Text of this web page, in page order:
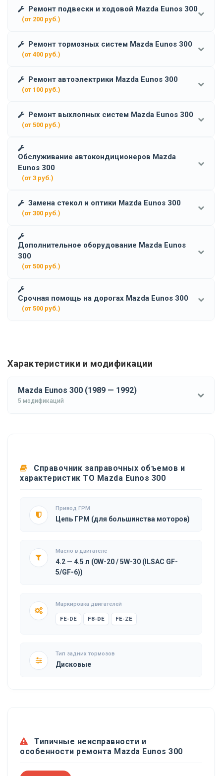
Ремонт подвески и ходовой Mazda Eunos 300
(от 200 руб.)
Ремонт тормозных систем Mazda Eunos 300
(от 400 руб.)
Ремонт автоэлектрики Mazda Eunos 300
(от 100 руб.)
Ремонт выхлопных систем Mazda Eunos 300
(от 500 руб.)
Обслуживание автокондиционеров Mazda
Eunos 300
(от 3 руб.)
Замена стекол и оптики Mazda Eunos 300
(от 300 руб.)
Дополнительное оборудование Mazda Eunos
300
(от 500 руб.)
Срочная помощь на дорогах Mazda Eunos 300
(от 500 руб.)
Характеристики и модификации
Mazda Eunos 300 (1989 — 1992)
5 модификаций
Справочник заправочных объемов и
характеристик ТО Mazda Eunos 300
Привод ГРМ
Цепь ГРМ (для большинства моторов)
Масло в двигателе
4.2 — 4.5 л (0W-20 / 5W-30 (ILSAC GF-
5/GF-6))
Маркировка двигателей
FE-DE F8-DE FE-ZE
Тип задних тормозов
Дисковые
Типичные неисправности и
особенности ремонта Mazda Eunos 300